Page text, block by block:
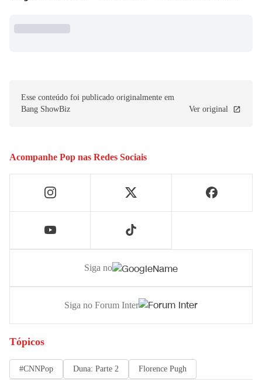
Esse conteúdo foi publicado originalmente em
Bang ShowBiz
Ver original
Acompanhe Pop nas Redes Sociais
Siga no
Siga no Forum Inter
Tópicos
#CNNPop Duna: Parte 2 Florence Pugh